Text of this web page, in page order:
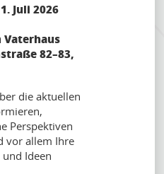
Juli 2026
Vaterhaus
82–83,
die aktuellen
Perspektiven
vor allem Ihre
und Ideen